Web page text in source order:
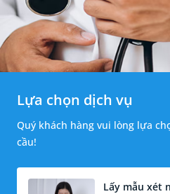
Lựa chọn dịch vụ
Quý khách hàng vui lòng lựa
cầu!
Lấy mẫu xét